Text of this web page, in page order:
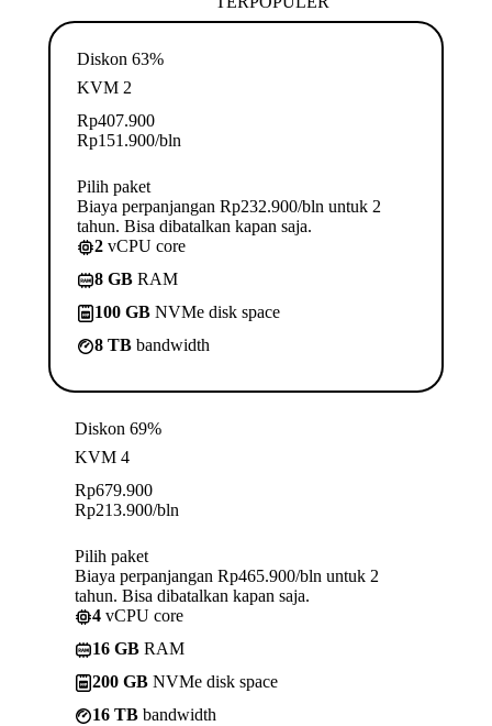
Diskon 63%
KVM 2
Rp407.900
Rp151.900/bln
Pilih paket
Biaya perpanjangan Rp232.900/bln untuk 2
tahun. Bisa dibatalkan kapan saja.
2 vCPU core
8 GB RAM
100 GB NVMe disk space
8 TB bandwidth
Diskon 69%
KVM 4
Rp679.900
Rp213.900/bln
Pilih paket
Biaya perpanjangan Rp465.900/bln untuk 2
tahun. Bisa dibatalkan kapan saja.
4 vCPU core
16 GB RAM
200 GB NVMe disk space
16 TB bandwidth